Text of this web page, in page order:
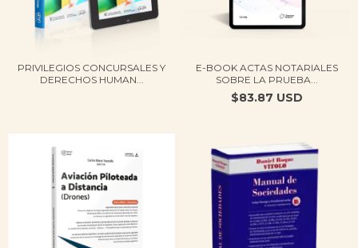
PRIVILEGIOS CONCURSALES Y
DERECHOS HUMAN...
E-BOOK ACTAS NOTARIALES
SOBRE LA PRUEBA...
$83.87 USD